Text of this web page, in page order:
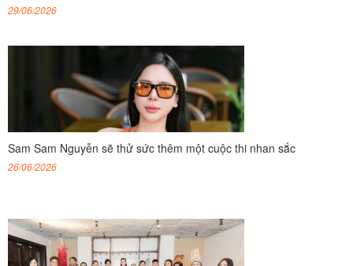
29/06/2026
Sam Sam Nguyễn sẽ thử sức thêm một cuộc thi nhan sắc
26/06/2026